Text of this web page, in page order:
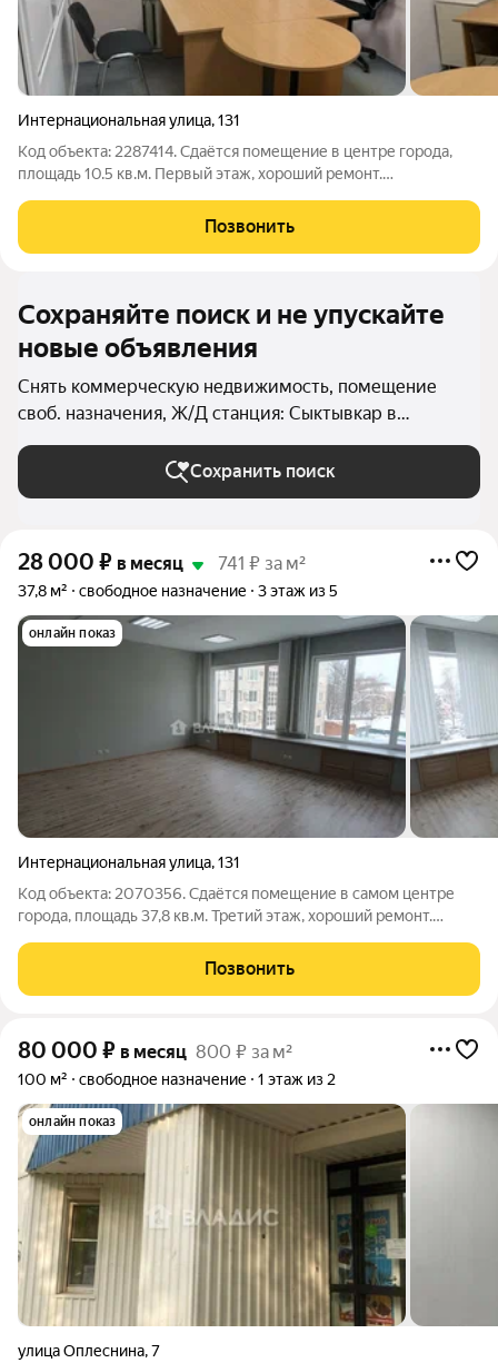
Интернациональная улица,131
Код объекта: 2287414. Сдаётся помещение в центре города,
площадь 10.5 кв.м. Первый этаж, хороший ремонт.
Развитая инфраструктура, в пешей доступности: автобусные
остановки, супермаркеты,
Позвонить
Сохраняйте поиск и не упускайте
новые объявления
Снять коммерческую недвижимость, помещение
своб. назначения, Ж/Д станция: Сыктывкар в
Сыктывкаре
Сохранить поиск
28 000 ₽ в месяц 741 ₽ за м²
37,8 м² свободное назначение 3 этаж из 5
онлайн показ
Интернациональная улица,131
Код объекта: 2070356. Сдаётся помещение в самом центре
города, площадь 37,8 кв.м. Третий этаж, хороший ремонт.
доступности: Автобусные остановки, супермаркеты, аптеки,
кафе, рестораны и многое
Позвонить
80 000 ₽ в месяц 800 ₽ за м²
100 м² свободное назначение 1 этаж из 2
онлайн показ
улица Оплеснина,7